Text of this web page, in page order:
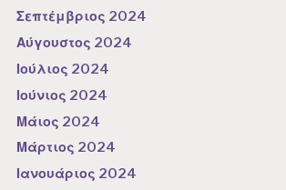
Σεπτέμβριος 2024
Αύγουστος 2024
Ιούλιος 2024
Ιούνιος 2024
Μάιος 2024
Μάρτιος 2024
Ιανουάριος 2024